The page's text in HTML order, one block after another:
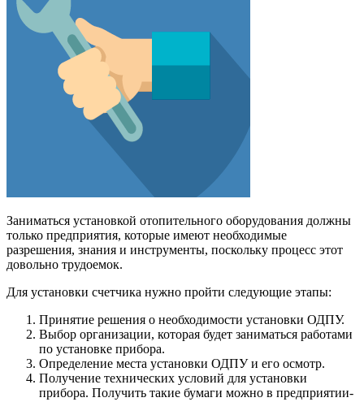
Заниматься установкой отопительного оборудования должны
только предприятия, которые имеют необходимые
разрешения, знания и инструменты, поскольку процесс этот
довольно трудоемок.
Для установки счетчика нужно пройти следующие этапы:
Принятие решения о необходимости установки ОДПУ.
Выбор организации, которая будет заниматься работами
по установке прибора.
Определение места установки ОДПУ и его осмотр.
Получение технических условий для установки
прибора. Получить такие бумаги можно в предприятии-